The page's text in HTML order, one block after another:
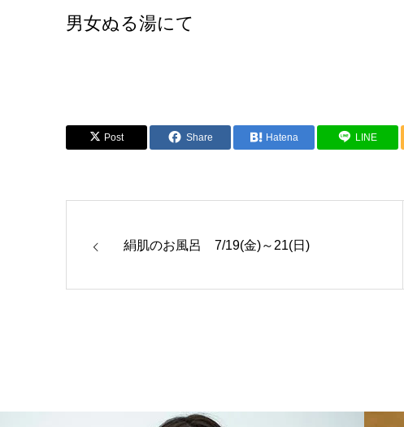
男女ぬる湯にて
Post Share Hatena LINE
絹肌のお風呂 7/19(金)～21(日)